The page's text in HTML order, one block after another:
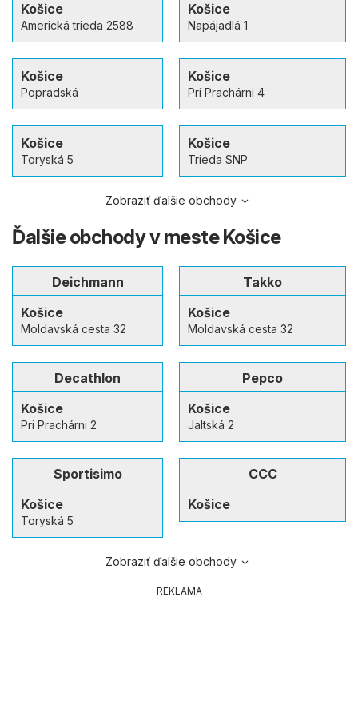
Košice
Americká trieda 2588
Košice
Napájadlá 1
Košice
Popradská
Košice
Pri Prachárni 4
Košice
Toryská 5
Košice
Trieda SNP
Zobraziť ďalšie obchody
Ďalšie obchody v meste Košice
Deichmann
Košice
Moldavská cesta 32
Takko
Košice
Moldavská cesta 32
Decathlon
Košice
Pri Prachárni 2
Pepco
Košice
Jaltská 2
Sportisimo
Košice
Toryská 5
CCC
Košice
Zobraziť ďalšie obchody
REKLAMA